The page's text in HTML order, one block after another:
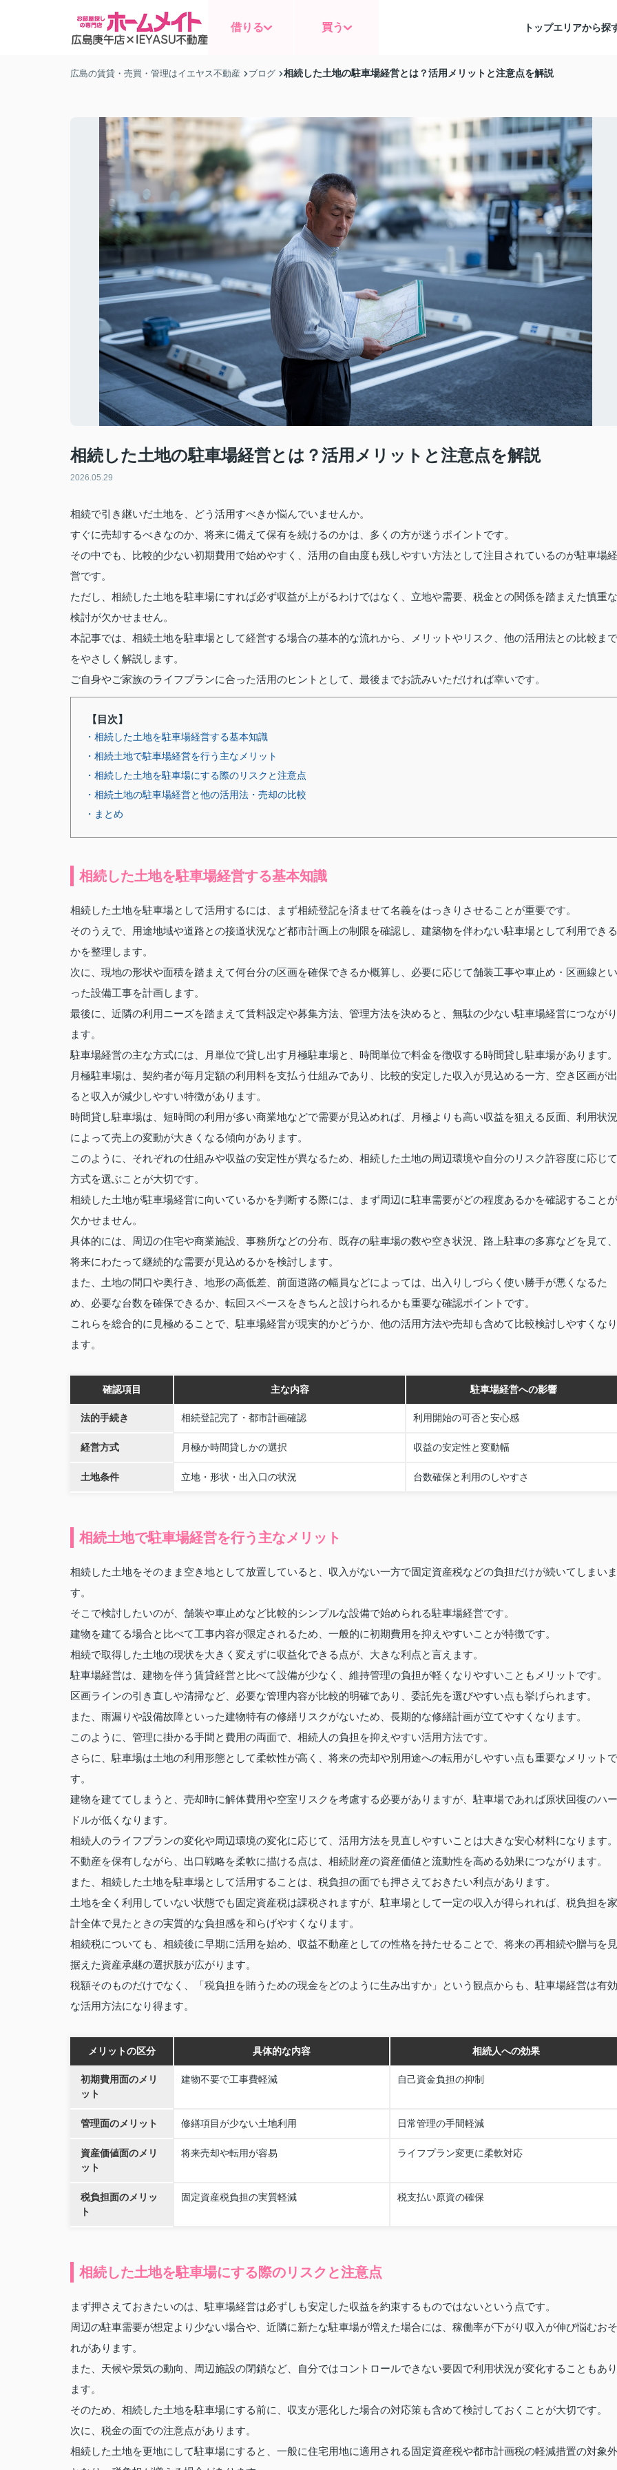
借りる 買う トップエリアから探
広島の賃貸・売買・管理はイエヤス不動産 ブログ 相続した土地の駐車場経営とは？活用メリットと注意点を解説
相続した土地の駐車場経営とは？活用メリットと注意点を解説
2026.05.29
相続で引き継いだ土地を、どう活用すべきか悩んでいませんか。
すぐに売却するべきなのか、将来に備えて保有を続けるのかは、多くの方が迷うポイントです。
その中でも、比較的少ない初期費用で始めやすく、活用の自由度も残しやすい方法として注目されているのが駐車場経
営です。
ただし、相続した土地を駐車場にすれば必ず収益が上がるわけではなく、立地や需要、税金との関係を踏まえた慎重な
検討が欠かせません。
本記事では、相続土地を駐車場として経営する場合の基本的な流れから、メリットやリスク、他の活用法との比較まで
をやさしく解説します。
ご自身やご家族のライフプランに合った活用のヒントとして、最後までお読みいただければ幸いです。
【目次】
・相続した土地を駐車場経営する基本知識
・相続土地で駐車場経営を行う主なメリット
・相続した土地を駐車場にする際のリスクと注意点
・相続土地の駐車場経営と他の活用法・売却の比較
・まとめ
相続した土地を駐車場経営する基本知識
相続した土地を駐車場として活用するには、まず相続登記を済ませて名義をはっきりさせることが重要です。
そのうえで、用途地域や道路との接道状況など都市計画上の制限を確認し、建築物を伴わない駐車場として利用できる
かを整理します。
次に、現地の形状や面積を踏まえて何台分の区画を確保できるか概算し、必要に応じて舗装工事や車止め・区画線とい
った設備工事を計画します。
最後に、近隣の利用ニーズを踏まえて賃料設定や募集方法、管理方法を決めると、無駄の少ない駐車場経営につながり
ます。
駐車場経営の主な方式には、月単位で貸し出す月極駐車場と、時間単位で料金を徴収する時間貸し駐車場があります。
月極駐車場は、契約者が毎月定額の利用料を支払う仕組みであり、比較的安定した収入が見込める一方、空き区画が出
ると収入が減少しやすい特徴があります。
時間貸し駐車場は、短時間の利用が多い商業地などで需要が見込めれば、月極よりも高い収益を狙える反面、利用状況
によって売上の変動が大きくなる傾向があります。
このように、それぞれの仕組みや収益の安定性が異なるため、相続した土地の周辺環境や自分のリスク許容度に応じて
方式を選ぶことが大切です。
相続した土地が駐車場経営に向いているかを判断する際には、まず周辺に駐車需要がどの程度あるかを確認することが
欠かせません。
具体的には、周辺の住宅や商業施設、事務所などの分布、既存の駐車場の数や空き状況、路上駐車の多寡などを見て、
将来にわたって継続的な需要が見込めるかを検討します。
また、土地の間口や奥行き、地形の高低差、前面道路の幅員などによっては、出入りしづらく使い勝手が悪くなるた
め、必要な台数を確保できるか、転回スペースをきちんと設けられるかも重要な確認ポイントです。
これらを総合的に見極めることで、駐車場経営が現実的かどうか、他の活用方法や売却も含めて比較検討しやすくなり
ます。
確認項目 主な内容 駐車場経営への影響
法的手続き 相続登記完了・都市計画確認 利用開始の可否と安心感
経営方式 月極か時間貸しかの選択 収益の安定性と変動幅
土地条件 立地・形状・出入口の状況 台数確保と利用のしやすさ
相続土地で駐車場経営を行う主なメリット
相続した土地をそのまま空き地として放置していると、収入がない一方で固定資産税などの負担だけが続いてしまいま
す。
そこで検討したいのが、舗装や車止めなど比較的シンプルな設備で始められる駐車場経営です。
建物を建てる場合と比べて工事内容が限定されるため、一般的に初期費用を抑えやすいことが特徴です。
相続で取得した土地の現状を大きく変えずに収益化できる点が、大きな利点と言えます。
駐車場経営は、建物を伴う賃貸経営と比べて設備が少なく、維持管理の負担が軽くなりやすいこともメリットです。
区画ラインの引き直しや清掃など、必要な管理内容が比較的明確であり、委託先を選びやすい点も挙げられます。
また、雨漏りや設備故障といった建物特有の修繕リスクがないため、長期的な修繕計画が立てやすくなります。
このように、管理に掛かる手間と費用の両面で、相続人の負担を抑えやすい活用方法です。
さらに、駐車場は土地の利用形態として柔軟性が高く、将来の売却や別用途への転用がしやすい点も重要なメリットで
す。
建物を建ててしまうと、売却時に解体費用や空室リスクを考慮する必要がありますが、駐車場であれば原状回復のハー
ドルが低くなります。
相続人のライフプランの変化や周辺環境の変化に応じて、活用方法を見直しやすいことは大きな安心材料になります。
不動産を保有しながら、出口戦略を柔軟に描ける点は、相続財産の資産価値と流動性を高める効果につながります。
また、相続した土地を駐車場として活用することは、税負担の面でも押さえておきたい利点があります。
土地を全く利用していない状態でも固定資産税は課税されますが、駐車場として一定の収入が得られれば、税負担を家
計全体で見たときの実質的な負担感を和らげやすくなります。
相続税についても、相続後に早期に活用を始め、収益不動産としての性格を持たせることで、将来の再相続や贈与を見
据えた資産承継の選択肢が広がります。
税額そのものだけでなく、「税負担を賄うための現金をどのように生み出すか」という観点からも、駐車場経営は有効
な活用方法になり得ます。
メリットの区分 具体的な内容 相続人への効果
初期費用面のメリ
ット
建物不要で工事費軽減 自己資金負担の抑制
管理面のメリット 修繕項目が少ない土地利用 日常管理の手間軽減
資産価値面のメリ
ット
将来売却や転用が容易 ライフプラン変更に柔軟対応
税負担面のメリッ
ト
固定資産税負担の実質軽減 税支払い原資の確保
相続した土地を駐車場にする際のリスクと注意点
まず押さえておきたいのは、駐車場経営は必ずしも安定した収益を約束するものではないという点です。
周辺の駐車需要が想定より少ない場合や、近隣に新たな駐車場が増えた場合には、稼働率が下がり収入が伸び悩むおそ
れがあります。
また、天候や景気の動向、周辺施設の閉鎖など、自分ではコントロールできない要因で利用状況が変化することもあり
ます。
そのため、相続した土地を駐車場にする前に、収支が悪化した場合の対応策も含めて検討しておくことが大切です。
次に、税金の面での注意点があります。
相続した土地を更地にして駐車場にすると、一般に住宅用地に適用される固定資産税や都市計画税の軽減措置の対象外